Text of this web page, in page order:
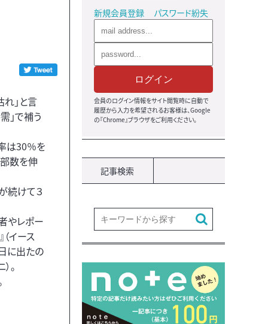
」と言
」で補う
は30％を
数を伸
続けて３
やレポー
イース
に出たの
。
新規会員登録 パスワード紛失
ログイン
会員のログイン情報をサイト閲覧時に自動で
履歴から入力を希望されるお客様は、Google
の『Chrome』ブラウザをご利用ください。
記事検索